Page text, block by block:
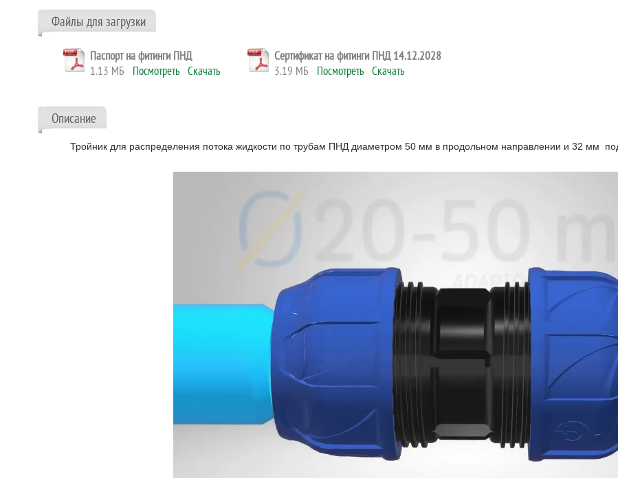
Файлы для загрузки
Паспорт на фитинги ПНД
1.13 МБ Посмотреть Скачать
Сертификат на фитинги ПНД 14.12.2028
3.19 МБ Посмотреть Скачать
Описание
Тройник для распределения потока жидкости по трубам ПНД диаметром 50 мм в продольном направлении и 32 мм